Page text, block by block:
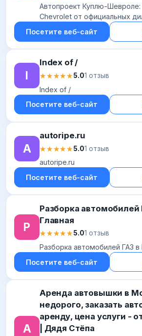
Автопроект Куплю-Шевроле:
Chevrolet от официальных
Посетите веб-сайт
I
Index of /
★★★★★
★★★★★5.01 отзыв
Index of /
Посетите веб-сайт
A
autoripe.ru
★★★★★
★★★★★5.01 отзыв
autoripe.ru
Посетите веб-сайт
Р
Разборка
Главная
★★★★★
★★★★★5.01 отзыв
Разборка автомобилей ГАЗ
Посетите веб-сайт
А
Аренда автовышки в
недорого, заказать
аренду, цена услуги -
| Дядя Стёпа